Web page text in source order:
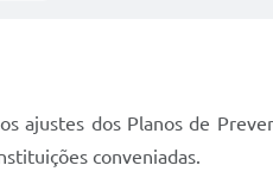
ajustes dos Planos de
conveniadas.